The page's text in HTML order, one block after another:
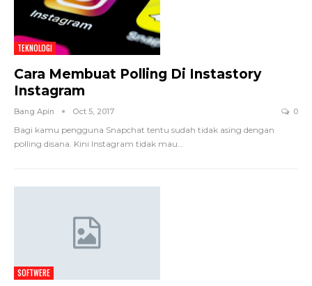
TEKNOLOGI
Cara Membuat Polling Di Instastory
Instagram
Bang Apin Oct 5, 2017 0
Bagi kamu pengguna Snapchat tentu sudah tidak asing dengan
polling disana. Kini Instagram tidak mau…
SOFTWERE